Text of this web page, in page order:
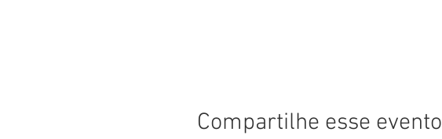
Compartilhe esse evento